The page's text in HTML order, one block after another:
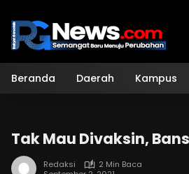
konten
Beranda Daerah Kampus
Tak Mau Divaksin,
Redaksi
2 Min Baca